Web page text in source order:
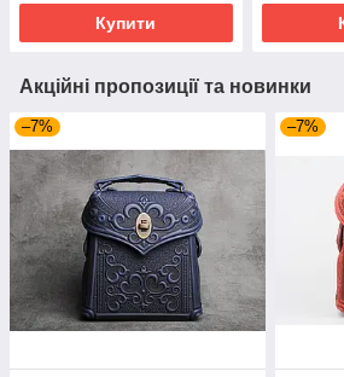
Купити
Акційні пропозиції та новинки
–7% –7%